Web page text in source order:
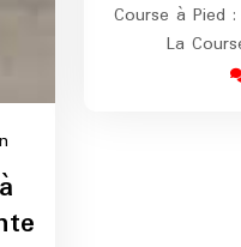
marathon
Course à Pied
La